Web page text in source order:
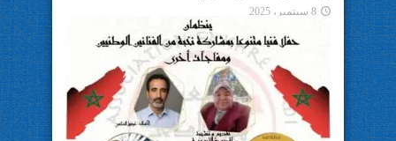
8 سبتمبر، 2025